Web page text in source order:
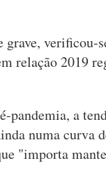
verificou-
relação 2019
pandemia, a
numa curva
"importa